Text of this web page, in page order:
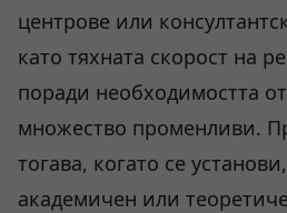
центрове или
като тяхната скорост на
поради необходимостта
множество променливи.
тогава, когато се
академичен или